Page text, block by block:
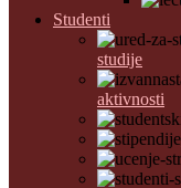
Studenti
studije
aktivnosti